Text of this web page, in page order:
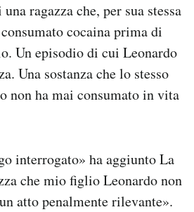
ragazza che, per sua stessa
cocaina prima di
Un episodio di cui Leonardo
Una sostanza che lo stesso
non ha mai consumato in vita
interrogato» ha aggiunto La
che mio figlio Leonardo non
atto penalmente rilevante».